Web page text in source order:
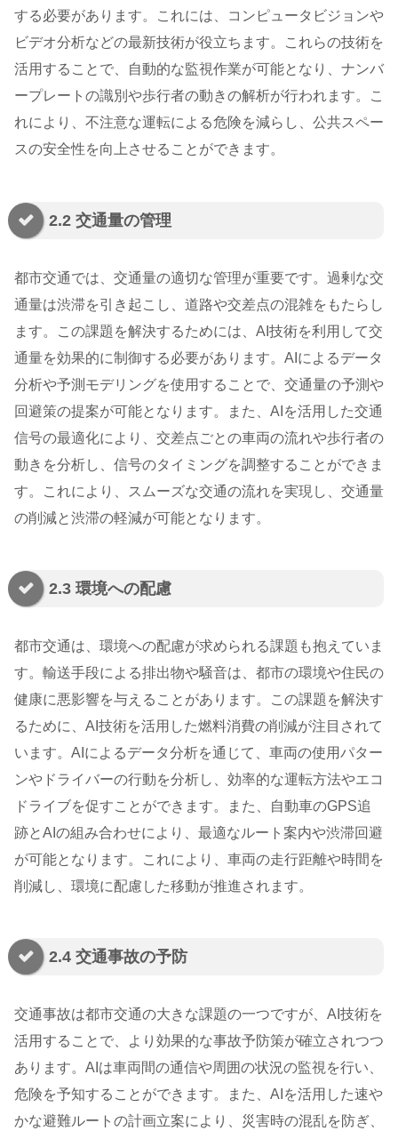
する必要があります。これには、コンピュータビジョンや
ビデオ分析などの最新技術が役立ちます。これらの技術を
活用することで、自動的な監視作業が可能となり、ナンバ
ープレートの識別や歩行者の動きの解析が行われます。こ
れにより、不注意な運転による危険を減らし、公共スペー
スの安全性を向上させることができます。
2.2 交通量の管理
都市交通では、交通量の適切な管理が重要です。過剰な交
通量は渋滞を引き起こし、道路や交差点の混雑をもたらし
ます。この課題を解決するためには、AI技術を利用して交
通量を効果的に制御する必要があります。AIによるデータ
分析や予測モデリングを使用することで、交通量の予測や
回避策の提案が可能となります。また、AIを活用した交通
信号の最適化により、交差点ごとの車両の流れや歩行者の
動きを分析し、信号のタイミングを調整することができま
す。これにより、スムーズな交通の流れを実現し、交通量
の削減と渋滞の軽減が可能となります。
2.3 環境への配慮
都市交通は、環境への配慮が求められる課題も抱えていま
す。輸送手段による排出物や騒音は、都市の環境や住民の
健康に悪影響を与えることがあります。この課題を解決す
るために、AI技術を活用した燃料消費の削減が注目されて
います。AIによるデータ分析を通じて、車両の使用パター
ンやドライバーの行動を分析し、効率的な運転方法やエコ
ドライブを促すことができます。また、自動車のGPS追
跡とAIの組み合わせにより、最適なルート案内や渋滞回避
が可能となります。これにより、車両の走行距離や時間を
削減し、環境に配慮した移動が推進されます。
2.4 交通事故の予防
交通事故は都市交通の大きな課題の一つですが、AI技術を
活用することで、より効果的な事故予防策が確立されつつ
あります。AIは車両間の通信や周囲の状況の監視を行い、
危険を予知することができます。また、AIを活用した速や
かな避難ルートの計画立案により、災害時の混乱を防ぎ、